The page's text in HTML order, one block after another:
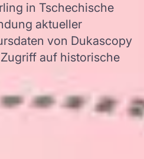
in Tschechische
aktueller
von Dukascopy
auf historische